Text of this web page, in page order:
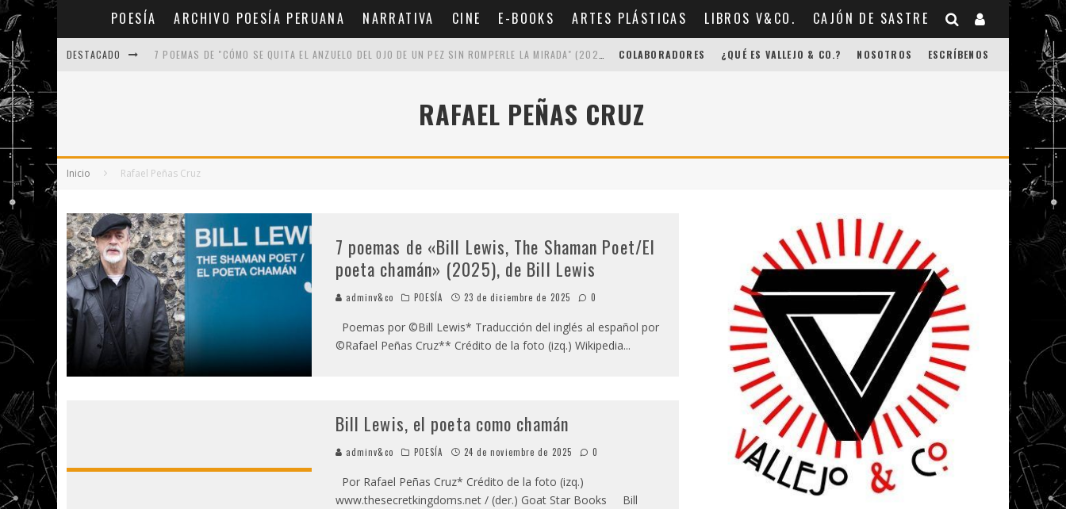
POESÍA ARCHIVO POESÍA PERUANA NARRATIVA CINE E-BOOKS ARTES PLÁSTICAS LIBROS V&CO. CAJÓN DE SASTRE
DESTACADO COLABORADORES ¿QUÉ ES VALLEJO & CO.? NOSOTROS ESCRÍBENOS
RAFAEL PEÑAS CRUZ
Inicio Rafael Peñas Cruz
7 poemas de «Bill Lewis, The Shaman Poet/El
poeta chamán» (2025), de Bill Lewis
adminv&co POESÍA 23 de diciembre de 2025 0
Poemas por ©Bill Lewis* Traducción del inglés al español por
©Rafael Peñas Cruz** Crédito de la foto (izq.) Wikipedia...
Bill Lewis, el poeta como chamán
adminv&co POESÍA 24 de noviembre de 2025 0
Por Rafael Peñas Cruz* Crédito de la foto (izq.)
www.thesecretkingdoms.net / (der.) Goat Star Books Bill